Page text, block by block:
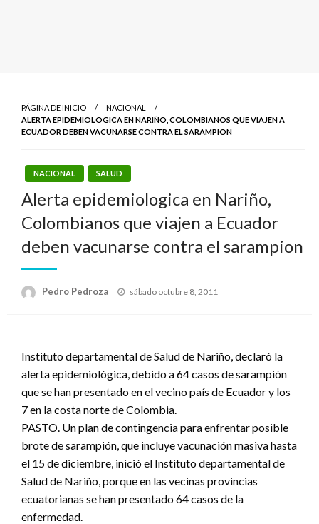
PÁGINA DE INICIO
NACIONAL
ALERTA EPIDEMIOLOGICA EN NARIÑO, COLOMBIANOS QUE VIAJEN A
ECUADOR DEBEN VACUNARSE CONTRA EL SARAMPION
NACIONAL SALUD
Alerta epidemiologica en Nariño,
Colombianos que viajen a Ecuador
deben vacunarse contra el sarampion
Pedro Pedroza
Publicado
sábado octubre 8, 2011
Instituto departamental de Salud de Nariño, declaró la
alerta epidemiológica, debido a 64 casos de sarampión
que se han presentado en el vecino país de Ecuador y los
7 en la costa norte de Colombia.
PASTO. Un plan de contingencia para enfrentar posible
brote de sarampión, que incluye vacunación masiva hasta
el 15 de diciembre, inició el Instituto departamental de
Salud de Nariño, porque en las vecinas provincias
ecuatorianas se han presentado 64 casos de la
enfermedad.